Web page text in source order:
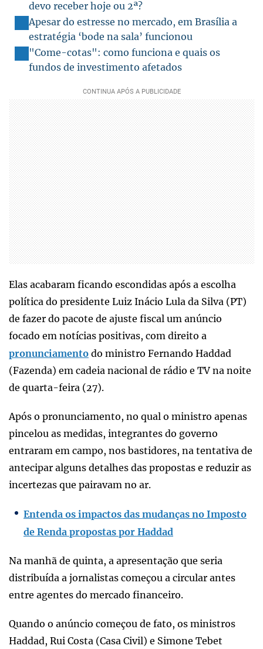
devo receber hoje ou 2ª?
Apesar do estresse no mercado, em Brasília a
estratégia ‘bode na sala’ funcionou
"Come-cotas": como funciona e quais os
fundos de investimento afetados
Elas acabaram ficando escondidas após a escolha
política do presidente Luiz Inácio Lula da Silva (PT)
de fazer do pacote de ajuste fiscal um anúncio
focado em notícias positivas, com direito a
pronunciamento do ministro Fernando Haddad
(Fazenda) em cadeia nacional de rádio e TV na noite
de quarta-feira (27).
Após o pronunciamento, no qual o ministro apenas
pincelou as medidas, integrantes do governo
entraram em campo, nos bastidores, na tentativa de
antecipar alguns detalhes das propostas e reduzir as
incertezas que pairavam no ar.
Entenda os impactos das mudanças no Imposto
de Renda propostas por Haddad
Na manhã de quinta, a apresentação que seria
distribuída a jornalistas começou a circular antes
entre agentes do mercado financeiro.
Quando o anúncio começou de fato, os ministros
Haddad, Rui Costa (Casa Civil) e Simone Tebet